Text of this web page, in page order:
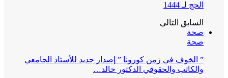
الحج لـ 1444
السابق التالي
صحة
صحة
” الخوف في زمن كورونا ” إصدار جديد للأستاذ الجامعي
والكاتب والحقوقي الدكتور خالد…